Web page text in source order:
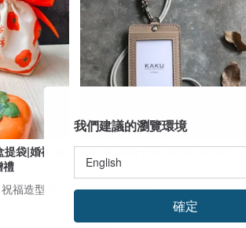
袋|婚禮|桌
禮
證件夾 悠遊卡夾 識別證 海沙色
KAKU皮革設計
我們建議的瀏覽環境
確定